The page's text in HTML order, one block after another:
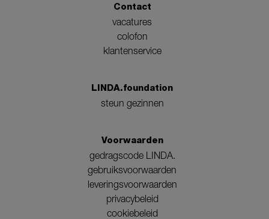
Contact
vacatures
colofon
klantenservice
LINDA.foundation
steun gezinnen
Voorwaarden
gedragscode LINDA.
gebruiksvoorwaarden
leveringsvoorwaarden
privacybeleid
cookiebeleid